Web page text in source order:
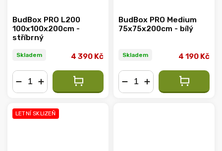
BudBox PRO L200
100x100x200cm -
stříbrný
Skladem 4 390 Kč
BudBox PRO Medium
75x75x200cm - bílý
Skladem 4 190 Kč
LETNÍ SKLIZEŇ